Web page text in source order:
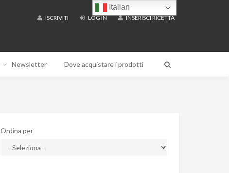
ISCRIVITI LOG IN INSERISCI RICETTA
Newsletter Dove acquistare i prodotti
Ordina per
Italian